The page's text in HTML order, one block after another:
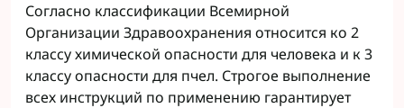
Согласно классификации Всемирной
Организации Здравоохранения относится ко 2
классу химической опасности для человека и к 3
классу опасности для пчел. Строгое выполнение
всех инструкций по применению гарантирует